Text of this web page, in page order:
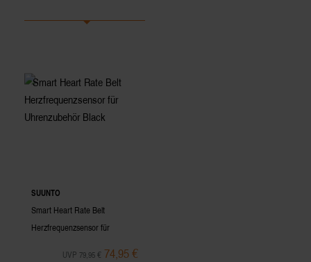
SUUNTO
Smart Heart Rate Belt
Herzfrequenzsensor für
UVP 79,95 € 74,95 €